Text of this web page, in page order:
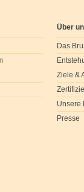
Über
Das
Ziele &
Unsere
Presse